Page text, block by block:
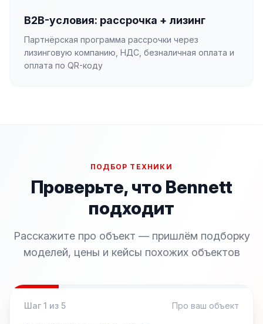
B2B-условия: рассрочка + лизинг
Партнёрская программа рассрочки через
лизинговую компанию, НДС, безналичная оплата и
оплата по QR-коду
ПОДБОР ТЕХНИКИ
Проверьте, что Bennett
подходит
Расскажите про объект — пришлём подборку
моделей, цены и кейсы похожих объектов
Шаг 1 из 5 Про ваш объект